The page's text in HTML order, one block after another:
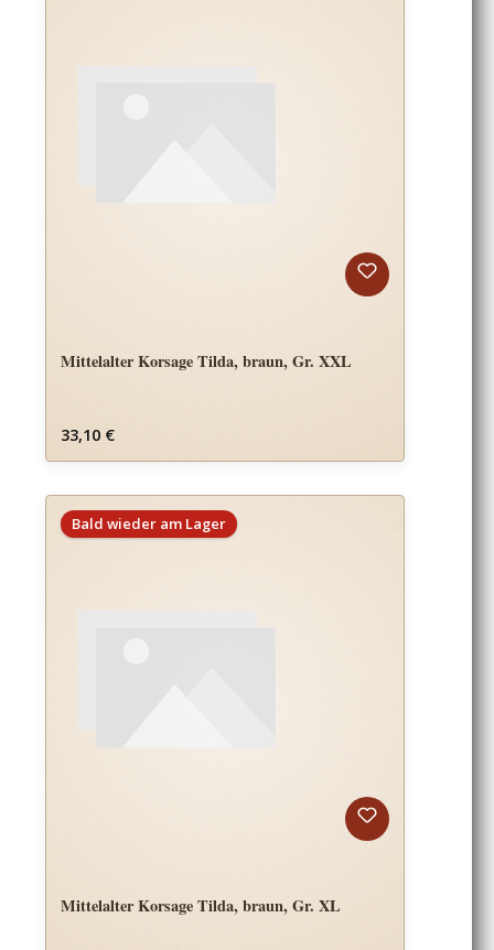
Mittelalter Korsage Tilda, braun, Gr. XXL
Regulärer Preis:
33,10 €
Bald wieder am Lager
Mittelalter Korsage Tilda, braun, Gr. XL